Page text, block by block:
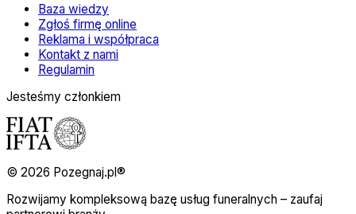
Baza wiedzy
Zgłoś firmę online
Reklama i współpraca
Kontakt z nami
Regulamin
Jesteśmy członkiem
© 2026 Pozegnaj.pl®
Rozwijamy kompleksową bazę usług funeralnych – zaufaj